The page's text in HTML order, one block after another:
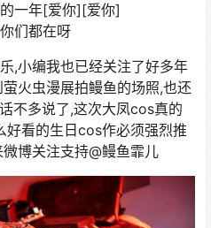
一年[爱你][爱你]
们都在呀
,小编我也已经关注了好多年
火虫漫展拍鳗鱼的场照,也还
不多说了,这次大凤cos真的
好看的生日cos作必须强烈推
博关注支持@鳗鱼霏儿